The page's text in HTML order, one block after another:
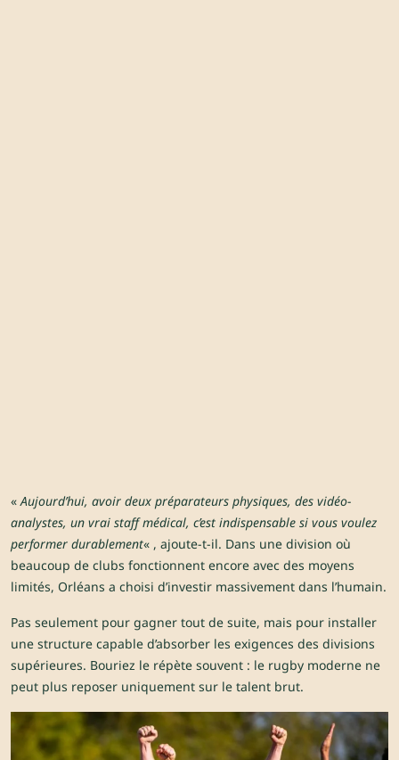
«Aujourd’hui, avoir deux préparateurs physiques, des vidéo-
analystes, un vrai staff médical, c’est indispensable si vous voulez
performer durablement« , ajoute-t-il. Dans une division où
beaucoup de clubs fonctionnent encore avec des moyens
limités, Orléans a choisi d’investir massivement dans l’humain.
Pas seulement pour gagner tout de suite, mais pour installer
une structure capable d’absorber les exigences des divisions
supérieures. Bouriez le répète souvent : le rugby moderne ne
peut plus reposer uniquement sur le talent brut.